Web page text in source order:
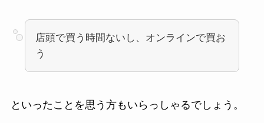
店頭で買う時間ないし、オンラインで買お
う
といったことを思う方もいらっしゃるでしょう。